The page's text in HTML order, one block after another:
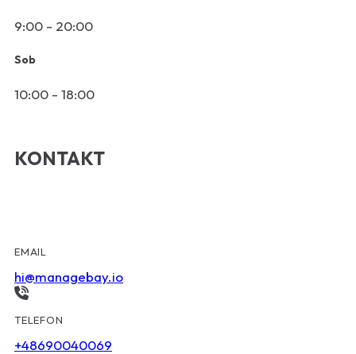
9:00 - 20:00
Sob
10:00 - 18:00
KONTAKT
EMAIL
hi@managebay.io
TELEFON
+48690040069